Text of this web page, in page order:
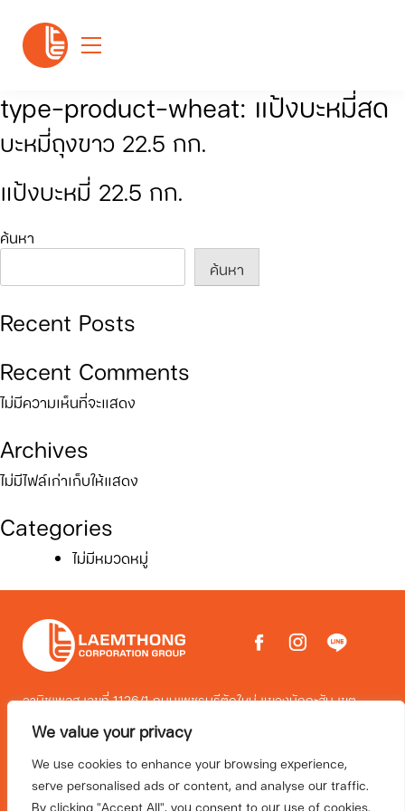
We value your privacy
We use cookies to enhance your browsing experience,
serve personalised ads or content, and analyse our traffic.
By clicking "Accept All", you consent to our use of cookies.
type-product-wheat: แป้งบะหมี่สด
บะหมี่ถุงขาว 22.5 กก.
แป้งบะหมี่ 22.5 กก.
ค้นหา
ค้นหา
Recent Posts
Recent Comments
ไม่มีความเห็นที่จะแสดง
Archives
ไม่มีไฟล์เก่าเก็บให้แสดง
Categories
ไม่มีหมวดหมู่
วานิชเพลส เลขที่ 1126/1 ถนนเพชรบุรีตัดใหม่ แขวงมักกะสัน เขต
โทร 02-2635656 EMAIL: CONTACT@LAEMTHONG.COM
PRIVACY & COOKIES I TERM & CONDITION